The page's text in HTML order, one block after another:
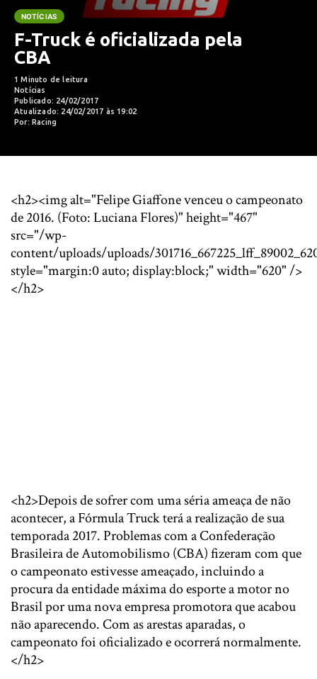
NOTÍCIAS
F-Truck é oficializada pela
CBA
1 Minuto de leitura
Notícias
Publicado: 24/02/2017
Atualizado: 24/02/2017 às 19:02
Por: Racing
<h2><img alt="Felipe Giaffone venceu o campeonato
de 2016. (Foto: Luciana Flores)" height="467"
src="/wp-
content/uploads/uploads/
style="margin:0 auto; display:block;" width="620" />
</h2>
<h2>Depois de sofrer com uma séria ameaça de não
acontecer, a Fórmula Truck terá a realização de sua
temporada 2017. Problemas com a Confederação
Brasileira de Automobilismo (CBA) fizeram com que
o campeonato estivesse ameaçado, incluindo a
procura da entidade máxima do esporte a motor no
Brasil por uma nova empresa promotora que acabou
não aparecendo. Com as arestas aparadas, o
campeonato foi oficializado e ocorrerá normalmente.
</h2>